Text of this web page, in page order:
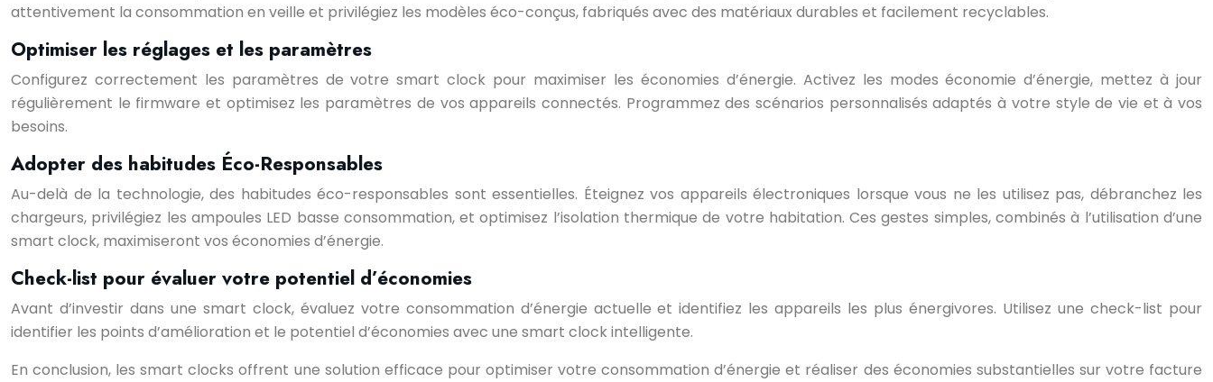
attentivement la consommation en veille et privilégiez les modèles éco-conçus, fabriqués avec des matériaux durables et facilement recyclables.
Optimiser les réglages et les paramètres
Configurez correctement les paramètres de votre smart clock pour maximiser les économies d’énergie. Activez les modes économie d’énergie, mettez à jour
régulièrement le firmware et optimisez les paramètres de vos appareils connectés. Programmez des scénarios personnalisés adaptés à votre style de vie et à vos
besoins.
Adopter des habitudes Éco-Responsables
Au-delà de la technologie, des habitudes éco-responsables sont essentielles. Éteignez vos appareils électroniques lorsque vous ne les utilisez pas, débranchez les
chargeurs, privilégiez les ampoules LED basse consommation, et optimisez l’isolation thermique de votre habitation. Ces gestes simples, combinés à l’utilisation d’une
smart clock, maximiseront vos économies d’énergie.
Check-list pour évaluer votre potentiel d’économies
Avant d’investir dans une smart clock, évaluez votre consommation d’énergie actuelle et identifiez les appareils les plus énergivores. Utilisez une check-list pour
identifier les points d’amélioration et le potentiel d’économies avec une smart clock intelligente.
En conclusion, les smart clocks offrent une solution efficace pour optimiser votre consommation d’énergie et réaliser des économies substantielles sur votre facture